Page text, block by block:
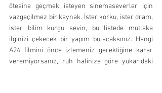
ötesine geçmek isteyen sinemaseverler için
vazgeçilmez bir kaynak. İster korku, ister dram,
ister bilim kurgu sevin, bu listede mutlaka
ilginizi çekecek bir yapım bulacaksınız. Hangi
A24 filmini önce izlemeniz gerektiğine karar
veremiyorsanız, ruh halinize göre yukarıdaki